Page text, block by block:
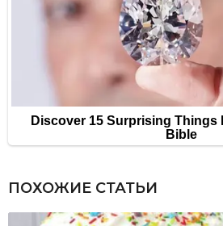
ПОХОЖИЕ СТАТЬИ